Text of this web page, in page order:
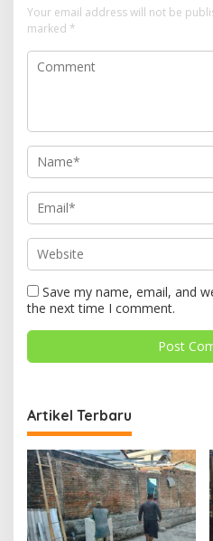
Your email address will not be
marked *
Save my name, email, and
the next time I comment.
Artikel Terbaru